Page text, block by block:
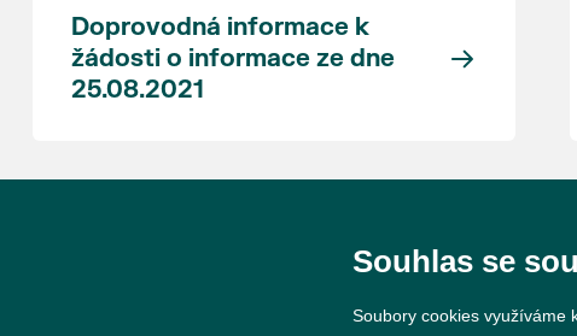
Doprovodná informace k
žádosti o informace ze dne
25.08.2021
Souhlas se
Soubory cookies využíváme